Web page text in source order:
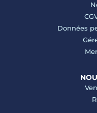
Données